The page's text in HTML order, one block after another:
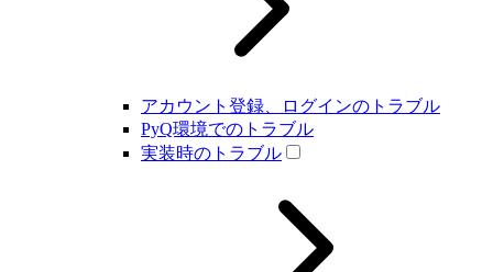
アカウント登録、ログインのトラブル
PyQ環境でのトラブル
実装時のトラブル